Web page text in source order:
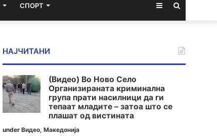
СПОРТ Sidebar
НАЈЧИТАНИ
(Видео) Во Ново Село
Организираната криминална
група прати насилници да ги
тепаат младите – затоа што се
плашат од вистината
underВидео,Македонија